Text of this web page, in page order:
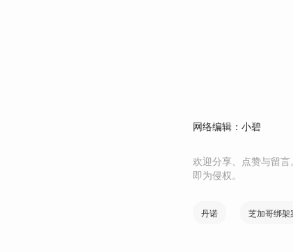
网络编辑：小碧
欢迎分享、点赞与留
即为侵权。
丹诺 芝加哥绑架